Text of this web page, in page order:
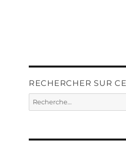
RECHERCHER SUR
Recherche
pour :